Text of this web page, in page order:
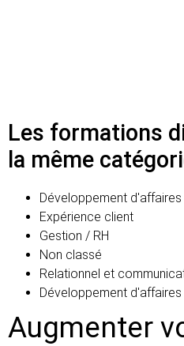
Les formations
la même
Développement d'affaires
Expérience client
Gestion / RH
Non classé
Relationnel et
Développement d'affaires
Augmenter